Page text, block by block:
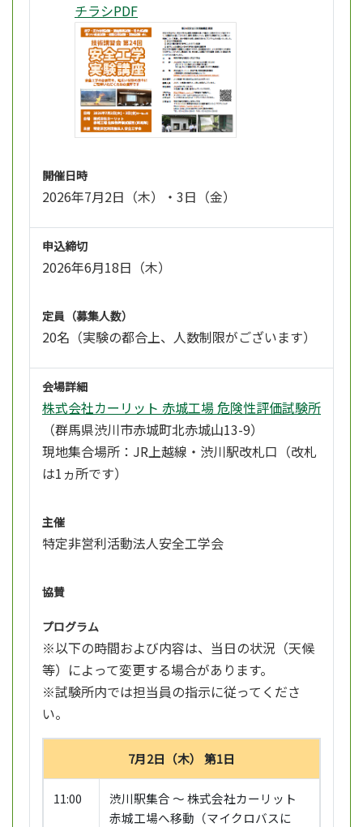
チラシPDF
開催日時
2026年7月2日（木）・3日（金）
申込締切
2026年6月18日（木）
定員（募集人数）
20名（実験の都合上、人数制限がございます）
会場詳細
株式会社カーリット 赤城工場 危険性評価試験所
（群馬県渋川市赤城町北赤城山13-9）
現地集合場所：JR上越線・渋川駅改札口（改札
は1ヵ所です）
主催
特定非営利活動法人安全工学会
協賛
プログラム
※以下の時間および内容は、当日の状況（天候
等）によって変更する場合があります。
※試験所内では担当員の指示に従ってくださ
い。
7月2日（木） 第1日
11:00
渋川駅集合 ～ 株式会社カーリット
赤城工場へ移動（マイクロバスに